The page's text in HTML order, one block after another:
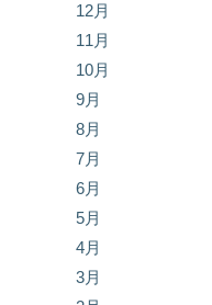
12月
11月
10月
9月
8月
7月
6月
5月
4月
3月